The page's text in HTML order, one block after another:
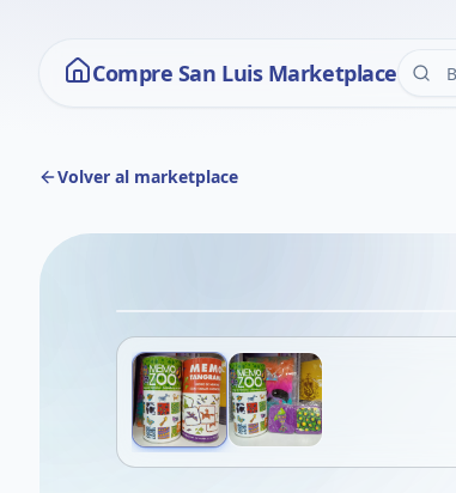
Compre San Luis Marketplace
Volver al marketplace